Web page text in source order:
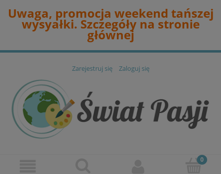
Uwaga, promocja weekend tańszej
wysyałki. Szczegóły na stronie
głównej
Zarejestruj się Zaloguj się